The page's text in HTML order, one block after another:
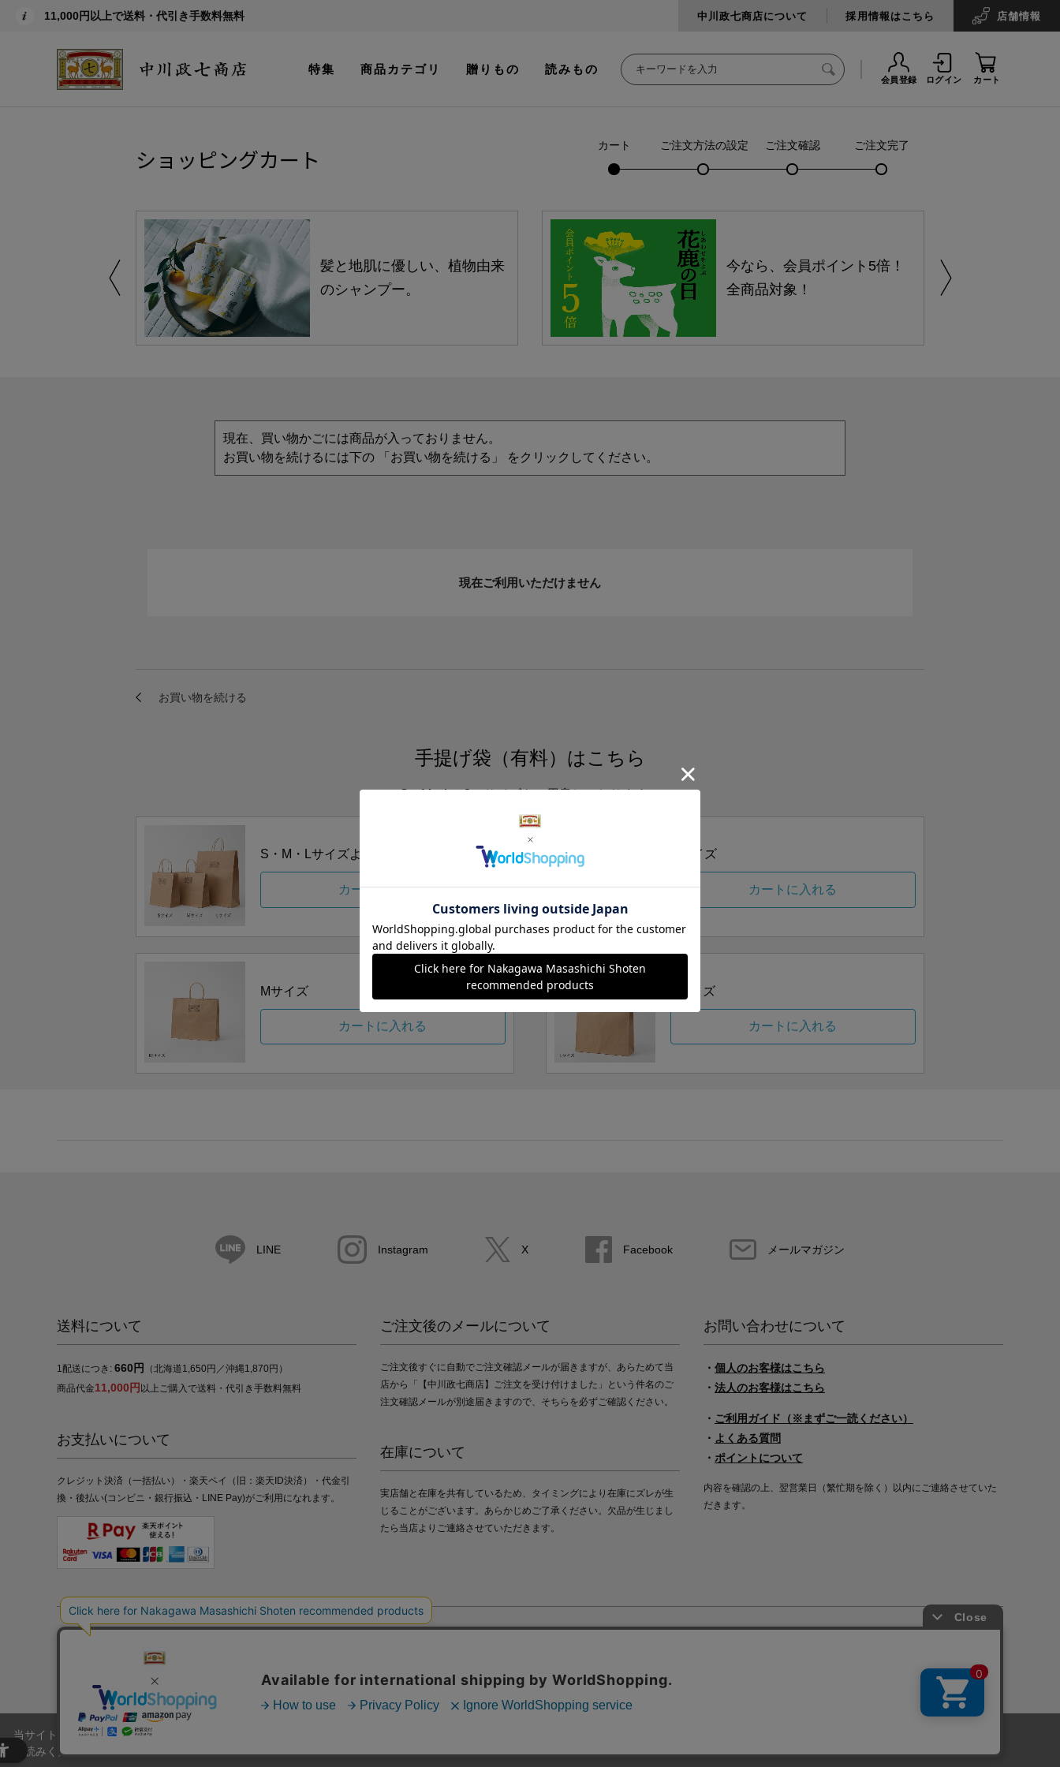
11,000円以上で送料・代引き手数料無料 中川政七商店について 採用情報はこちら 店舗情報
特集 商品カテゴリ 贈りもの 読みもの
会員登録 ログイン カート
ショッピングカート カート ご注文方法の設定 ご注文確認 ご注文完了
髪と地肌に優しい、植物由来
のシャンプー。
今なら、会員ポイント5倍！
全商品対象！
現在、買い物かごには商品が入っておりません。
お買い物を続けるには下の 「お買い物を続ける」 をクリックしてください。
現在ご利用いただけません
手提げ袋（有料）はこちら
S・M・Lの3つサイズをご用意しております。
S・M・Lサイズより当店にお任せ
カートに入れる
Sサイズ
カートに入れる
Mサイズ
カートに入れる
Lサイズ
カートに入れる
LINE Instagram X Facebook メールマガジン
送料について
1配送につき: 660円
（北海道1,650円／沖縄1,870円）
商品代金11,000円 以上ご購入で送料・代引き手数料無料
お支払いについて
クレジット決済（一括払い）・楽天ペイ（旧：楽天ID決済）・代金引
換・後払い(コンビニ・銀行振込・LINE Pay)がご利用になれます。
ご注文後のメールについて
ご注文後すぐに自動でご注文確認メールが届きますが、あらためて当
店から「【中川政七商店】ご注文を受け付けました」という件名のご
注文確認メールが別途届きますので、そちらを必ずご確認ください。
在庫について
実店舗と在庫を共有しているため、タイミングにより在庫にズレが生
じることがございます。あらかじめご了承ください。欠品が生じまし
たら当店よりご連絡させていただきます。
お問い合わせについて
・ 個人のお客様はこちら
・ 法人のお客様はこちら
・ ご利用ガイド（※まずご一読ください）
・ よくある質問
・ ポイントについて
内容を確認の上、翌営業日（繁忙期を除く）以内にご連絡させていた
だきます。
プライバシーポリシー
当サイトでは、当サイト内における閲覧履歴・属性情報などの取得および利便性向上のためにクッキー（Cookie）を使用いたします。詳細に関しては「
お読みください。